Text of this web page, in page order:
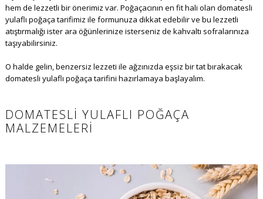
hem de lezzetli bir önerimiz var. Poğaçacının en fit hali olan domatesli
yulaflı poğaça tarifimiz ile formunuza dikkat edebilir ve bu lezzetli
atıştırmalığı ister ara öğünlerinize isterseniz de kahvaltı sofralarınıza
taşıyabilirsiniz.
O halde gelin, benzersiz lezzeti ile ağzınızda eşsiz bir tat bırakacak
domatesli yulaflı poğaça tarifini hazırlamaya başlayalım.
DOMATESLI YULAFLI POĞAÇA
MALZEMELERI